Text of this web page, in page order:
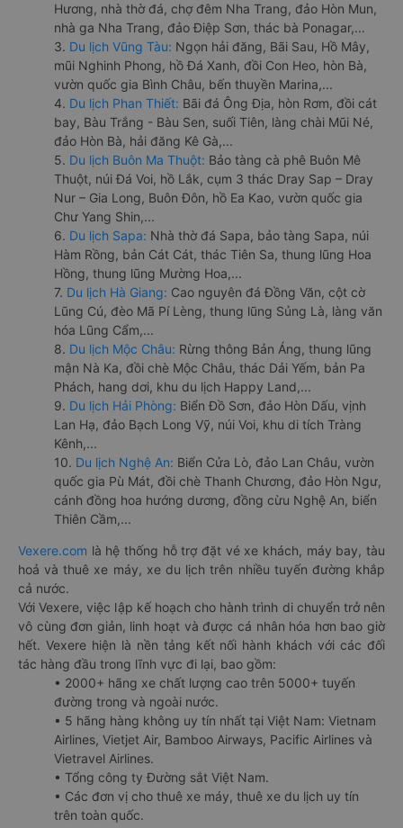
Hương, nhà thờ đá, chợ đêm Nha Trang, đảo Hòn Mun,
nhà ga Nha Trang, đảo Điệp Sơn, thác bà Ponagar,...
3. Du lịch Vũng Tàu: Ngọn hải đăng, Bãi Sau, Hồ Mây,
mũi Nghinh Phong, hồ Đá Xanh, đồi Con Heo, hòn Bà,
vườn quốc gia Bình Châu, bến thuyền Marina,...
4. Du lịch Phan Thiết: Bãi đá Ông Địa, hòn Rơm, đồi cát
bay, Bàu Trắng - Bàu Sen, suối Tiên, làng chài Mũi Né,
đảo Hòn Bà, hải đăng Kê Gà,...
5. Du lịch Buôn Ma Thuột: Bảo tàng cà phê Buôn Mê
Thuột, núi Đá Voi, hồ Lắk, cụm 3 thác Dray Sap – Dray
Nur – Gia Long, Buôn Đôn, hồ Ea Kao, vườn quốc gia
Chư Yang Shin,...
6. Du lịch Sapa: Nhà thờ đá Sapa, bảo tàng Sapa, núi
Hàm Rồng, bản Cát Cát, thác Tiên Sa, thung lũng Hoa
Hồng, thung lũng Mường Hoa,...
7. Du lịch Hà Giang: Cao nguyên đá Đồng Văn, cột cờ
Lũng Cú, đèo Mã Pí Lèng, thung lũng Sủng Là, làng văn
hóa Lũng Cẩm,...
8. Du lịch Mộc Châu: Rừng thông Bản Áng, thung lũng
mận Nà Ka, đồi chè Mộc Châu, thác Dải Yếm, bản Pa
Phách, hang dơi, khu du lịch Happy Land,...
9. Du lịch Hải Phòng: Biển Đồ Sơn, đảo Hòn Dấu, vịnh
Lan Hạ, đảo Bạch Long Vỹ, núi Voi, khu di tích Tràng
Kênh,...
10. Du lịch Nghệ An: Biển Cửa Lò, đảo Lan Châu, vườn
quốc gia Pù Mát, đồi chè Thanh Chương, đảo Hòn Ngư,
cánh đồng hoa hướng dương, đồng cừu Nghệ An, biển
Thiên Cầm,...
Vexere.com là hệ thống hỗ trợ đặt vé xe khách, máy bay, tàu
hoả và thuê xe máy, xe du lịch trên nhiều tuyến đường khắp
cả nước.
Với Vexere, việc lập kế hoạch cho hành trình di chuyển trở nên
vô cùng đơn giản, linh hoạt và được cá nhân hóa hơn bao giờ
hết. Vexere hiện là nền tảng kết nối hành khách với các đối
tác hàng đầu trong lĩnh vực đi lại, bao gồm:
• 2000+ hãng xe chất lượng cao trên 5000+ tuyến
đường trong và ngoài nước.
• 5 hãng hàng không uy tín nhất tại Việt Nam: Vietnam
Airlines, Vietjet Air, Bamboo Airways, Pacific Airlines và
Vietravel Airlines.
• Tổng công ty Đường sắt Việt Nam.
• Các đơn vị cho thuê xe máy, thuê xe du lịch uy tín
trên toàn quốc.